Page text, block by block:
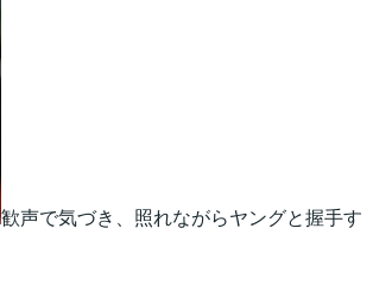
歓声で気づき、照れながらヤングと握手す